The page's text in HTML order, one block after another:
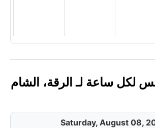
لكل ساعة لـ الرقة، الشام
Saturday, August 08,